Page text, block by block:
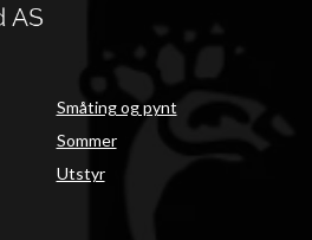
Småting og pynt
Sommer
Utstyr